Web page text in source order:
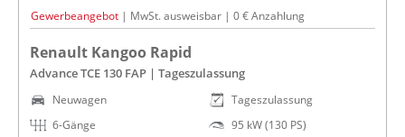
Gewerbeangebot | MwSt. ausweisbar | 0 € Anzahlung
Renault Kangoo Rapid
Advance TCE 130 FAP | Tageszulassung
Neuwagen
6-Gänge
Tageszulassung
95 kW (130 PS)